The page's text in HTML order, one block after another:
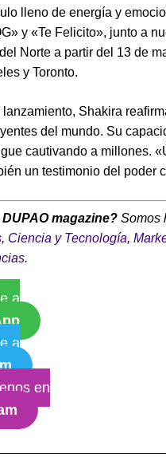
lleno de energía y
y «Te Felicito», junto a
Norte a partir del 13 de
y Toronto.
lanzamiento, Shakira
del mundo. Su
cautivando a millones.
un testimonio del poder
magazine? Somos
, Ciencia y Tecnología,
.
a
a
en